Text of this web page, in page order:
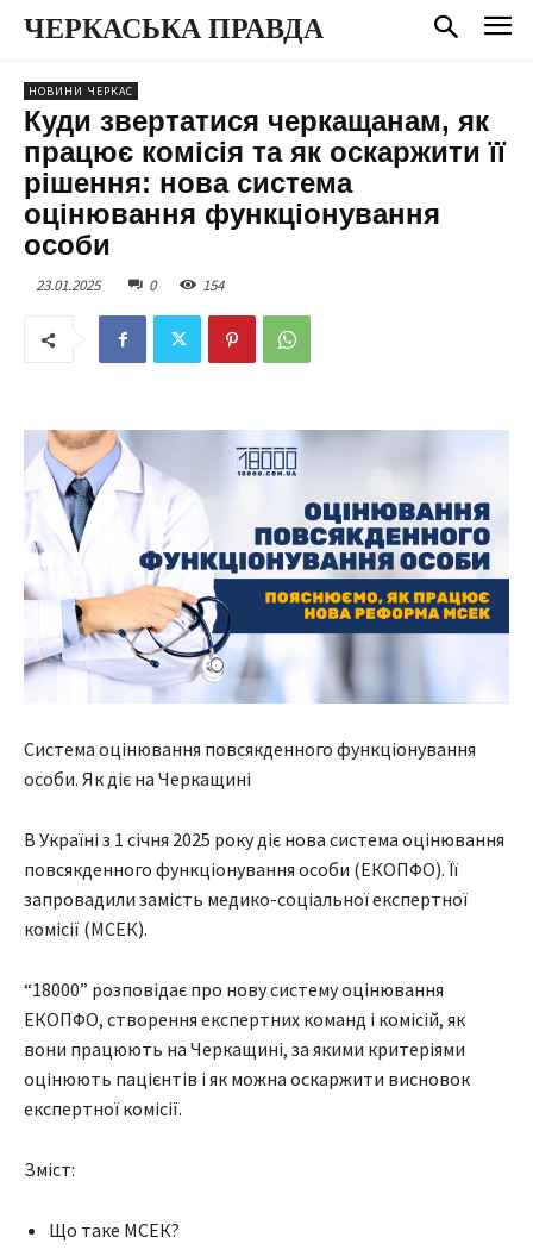
ЧЕРКАСЬКА ПРАВДА
НОВИНИ ЧЕРКАС
Куди звертатися черкащанам, як
працює комісія та як оскаржити її
рішення: нова система
оцінювання функціонування
особи
23.01.2025 0 154
Система оцінювання повсякденного функціонування
особи. Як діє на Черкащині
В Україні з 1 січня 2025 року діє нова система оцінювання
повсякденного функціонування особи (ЕКОПФО). Її
запровадили замість медико-соціальної експертної
комісії (МСЕК).
“18000” розповідає про нову систему оцінювання
ЕКОПФО, створення експертних команд і комісій, як
вони працюють на Черкащині, за якими критеріями
оцінюють пацієнтів і як можна оскаржити висновок
експертної комісії.
Зміст:
Що таке МСЕК?